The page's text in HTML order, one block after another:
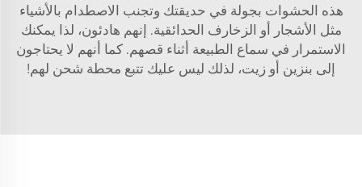
هذه الحشوات بجولة في حديقتك وتجنب الاصطدام بالأشياء
مثل الأشجار أو الزخارف الحدائقية. إنهم هادئون، لذا يمكنك
الاستمرار في سماع الطبيعة أثناء قصهم. كما أنهم لا يحتاجون
إلى بنزين أو زيت، لذلك ليس عليك تتبع محطة شحن لهم!